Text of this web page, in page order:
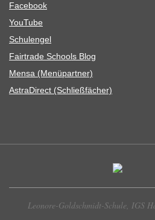
Face­book
You­Tube
Schul­en­gel
Fair­trade Schools Blog
Mensa (Menü­part­ner)
Astra­Di­rect (Schließ­fä­cher)
Leonore-Goldschmidt-Schule, IGS